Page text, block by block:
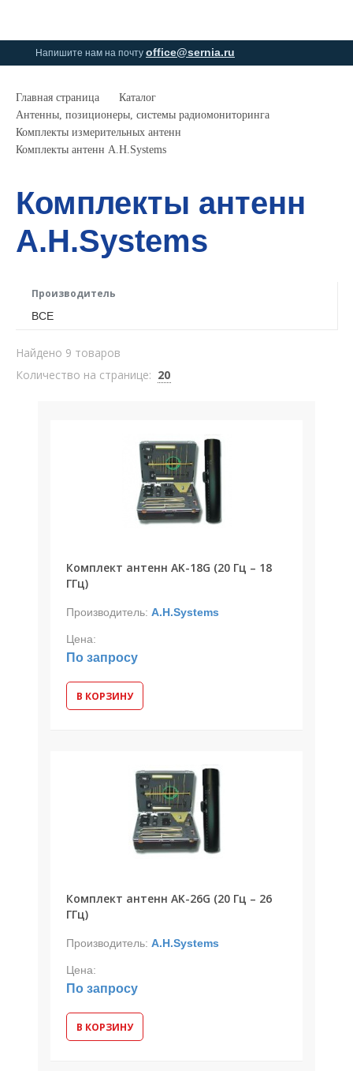
Напишите нам на почту office@sernia.ru
Главная страница
Каталог
Антенны, позиционеры, системы радиомониторинга
Комплекты измерительных антенн
Комплекты антенн A.H.Systems
Комплекты антенн
A.H.Systems
Производитель
ВСЕ
Найдено 9 товаров
Количество на странице: 20
Комплект антенн AK-18G (20 Гц – 18
ГГц)
Производитель: A.H.Systems
Цена:
По запросу
В КОРЗИНУ
Комплект антенн AK-26G (20 Гц – 26
ГГц)
Производитель: A.H.Systems
Цена:
По запросу
В КОРЗИНУ